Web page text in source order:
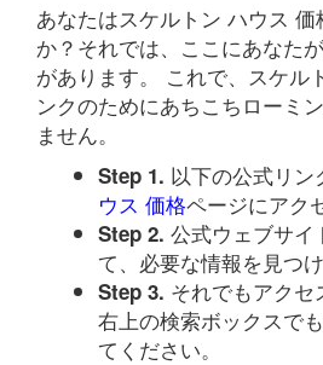
あなたはスケルトン ハウス
か？それでは、ここにあなた
があります。 これで、スケル
ンクのためにあちこちローミ
ません。
Step 1. 以下の公式リン
ウス 価格ページにアク
Step 2. 公式ウェブサイ
て、必要な情報を見つ
Step 3. それでもアクセ
右上の検索ボックスで
てください。